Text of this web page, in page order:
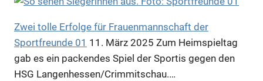
Zwei tolle Erfolge für Frauenmannschaft der
Sportfreunde 01 11. März 2025 Zum Heimspieltag
gab es ein packendes Spiel der Sportis gegen den
HSG Langenhessen/Crimmitschau.…